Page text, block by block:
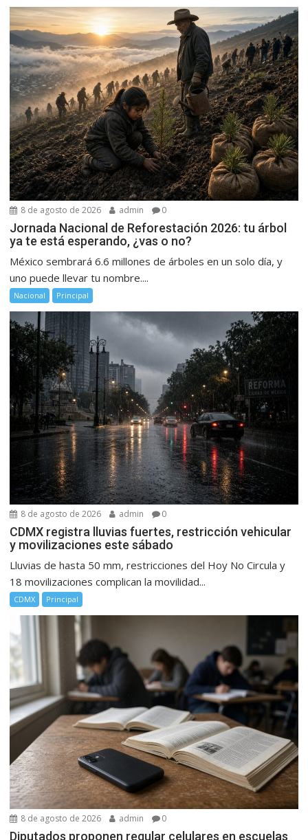
8 de agosto de 2026 admin 0
Jornada Nacional de Reforestación 2026: tu árbol
ya te está esperando, ¿vas o no?
México sembrará 6.6 millones de árboles en un solo día, y
uno puede llevar tu nombre....
Nacional Principal
8 de agosto de 2026 admin 0
CDMX registra lluvias fuertes, restricción vehicular
y movilizaciones este sábado
Lluvias de hasta 50 mm, restricciones del Hoy No Circula y
18 movilizaciones complican la movilidad...
CDMX Principal
8 de agosto de 2026 admin 0
Diputados proponen regular celulares en escuelas